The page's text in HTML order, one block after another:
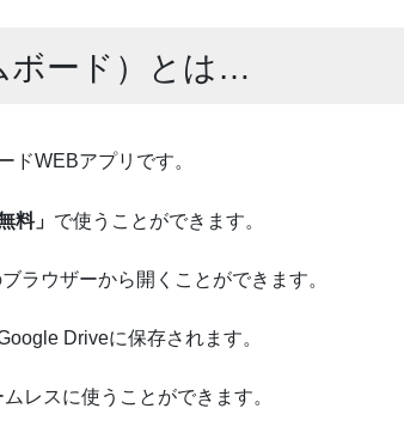
ボード）とは…
ドWEBアプリです。
料」 で使うことができます。
ラウザーから開くことができます。
Driveに保存されます。
レスに使うことができます。